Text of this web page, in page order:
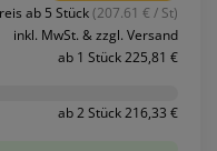
ab 5 Stück(207.61 € / St)
inkl. MwSt. & zzgl. Versand
ab 1 Stück 225,81 €
ab 2 Stück 216,33 €